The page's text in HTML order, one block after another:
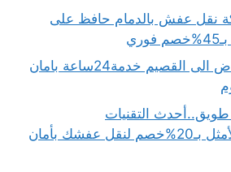
شركة نقل عفش بالدمام حافظ على
نقل عفش من الرياض الى القصيم خدمة24ساعة بامان
التقنيات
والأساليب..الخيار الأمثل بـ20%خصم لنقل عفشك بأمان